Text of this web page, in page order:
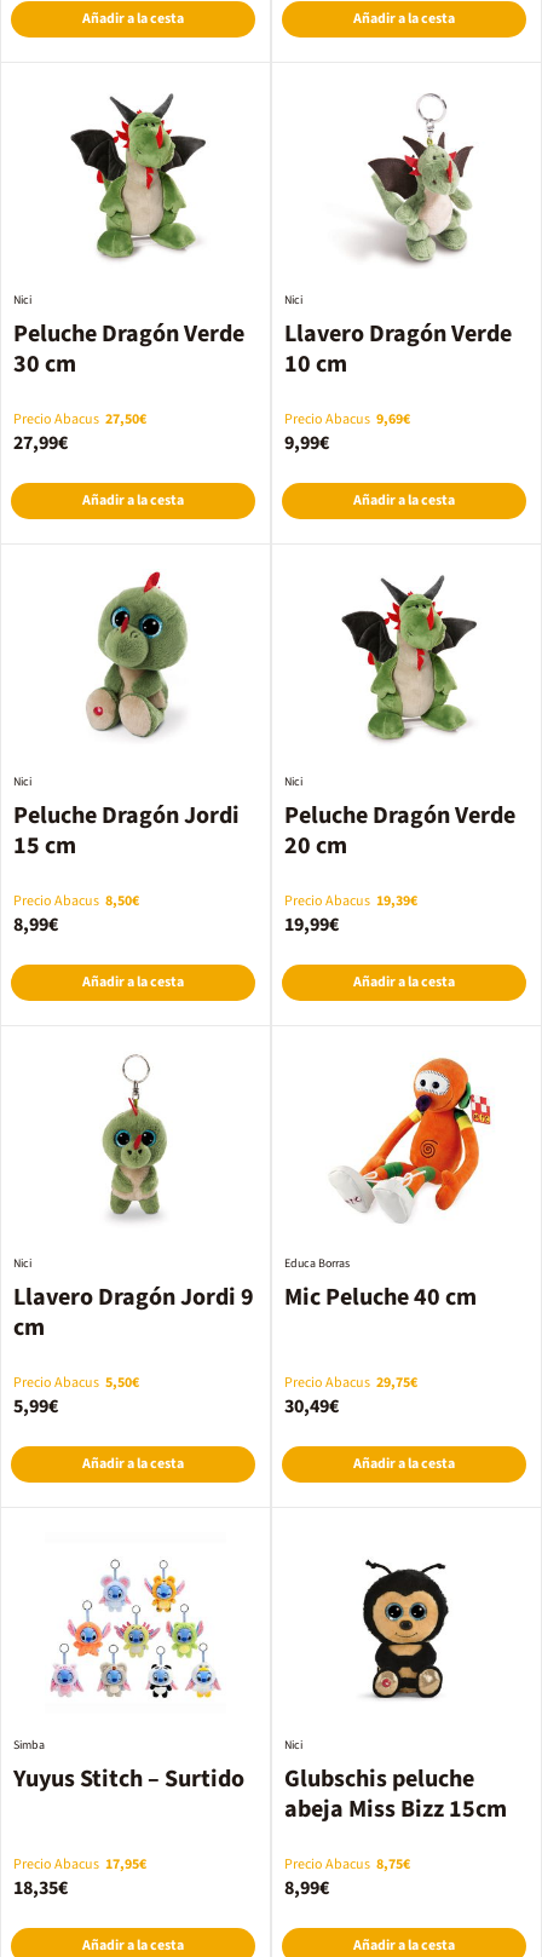
Añadir a la cesta Añadir a la cesta
Peluche Dragón Verde
30 cm
Nici
Precio Abacus 27,50€
27,99€
Añadir a la cesta
Llavero Dragón Verde
10 cm
Nici
Precio Abacus 9,69€
9,99€
Añadir a la cesta
Peluche Dragón Jordi
15 cm
Nici
Precio Abacus 8,50€
8,99€
Añadir a la cesta
Peluche Dragón Verde
20 cm
Nici
Precio Abacus 19,39€
19,99€
Añadir a la cesta
Llavero Dragón Jordi 9
cm
Nici
Precio Abacus 5,50€
5,99€
Añadir a la cesta
Mic Peluche 40 cm
Educa Borras
Precio Abacus 29,75€
30,49€
Añadir a la cesta
Yuyus Stitch – Surtido
Simba
Precio Abacus 17,95€
18,35€
Añadir a la cesta
Glubschis peluche
abeja Miss Bizz 15cm
Nici
Precio Abacus 8,75€
8,99€
Añadir a la cesta